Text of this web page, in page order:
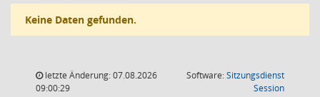
Keine Daten gefunden.
letzte Änderung: 07.08.2026
09:00:29
Software:Sitzungsdienst
Session(Wird in